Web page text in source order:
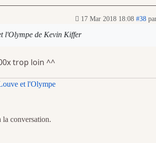
17 Mar 2018 18:08 #38
l'Olympe de Kevin Kiffer
trop loin ^^
et l'Olympe
conversation.